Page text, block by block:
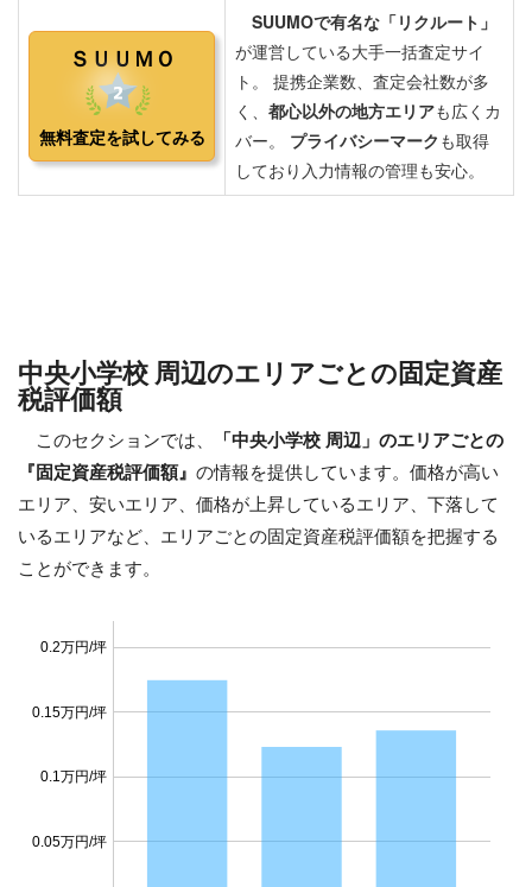
中央小学校 周辺のエリアごとの固定資産
税評価額
このセクションでは、
「中央小学校 周辺」のエリアごとの
『固定資産税評価額』 の情報を提供しています。価格が高い
エリア、安いエリア、価格が上昇しているエリア、下落して
いるエリアなど、エリアごとの固定資産税評価額を把握する
ことができます。
0.05万円/坪
0.1万円/坪
0.15万円/坪
0.2万円/坪